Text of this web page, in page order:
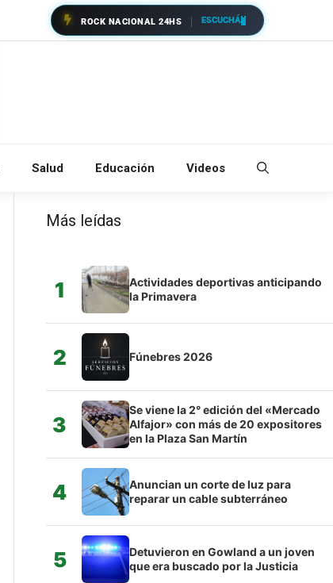
ROCK NACIONAL 24HS ESCUCHÁ
Salud Educación Videos
Más leídas
1
Actividades deportivas anticipando
la Primavera
2 Fúnebres 2026
3
Se viene la 2° edición del «Mercado
Alfajor» con más de 20 expositores
en la Plaza San Martín
4
Anuncian un corte de luz para
reparar un cable subterráneo
5
Detuvieron en Gowland a un joven
que era buscado por la Justicia